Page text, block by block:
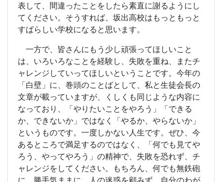
表して、間違ったことをしたら素直に謝るようにし
てください。そうすれば、坂出高校はもっともっと
すばらしい学校になると思います。
一方で、皆さんにもう少し頑張ってほしいこと
は、いろいろなことを経験し、失敗を重ね、またチ
ャレンジしていってほしいということです。今年の
「白壁」に、巻頭のことばとして、私と生徒会長の
文章が載っていますが、くしくも同じような内容に
なっており、「やりたいことをやろう」「できる
か、できないか」ではなく「やるか、やらないか」
というものです。一度しかない人生です。ぜひ、今
あるところで満足するのではなく、「何でも見てや
ろう、やってやろう」の精神で、失敗を恐れず、チ
ャレンジをしてください。もちろん、何でも無鉄砲